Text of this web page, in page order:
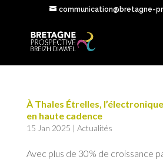
communication@bretagne-
À Thales Étrelles,
en haute cadence
15 Jan 2025 | Actualités
Avec plus de 30% de croissance